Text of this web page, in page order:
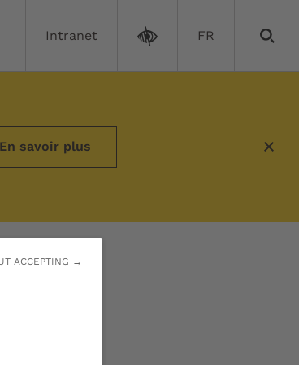
ACCEPTING →
Intranet FR
En savoir plus